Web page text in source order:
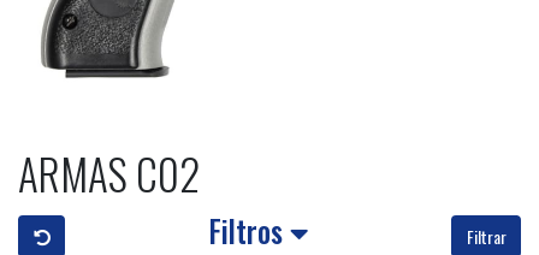
ARMAS C02
Filtros Filtrar